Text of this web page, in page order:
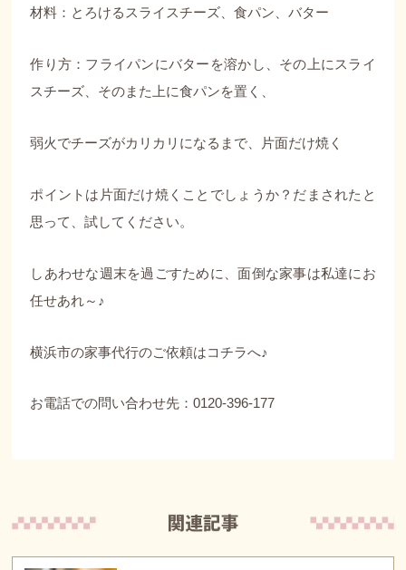
材料：とろけるスライスチーズ、食パン、バター
作り方：フライパンにバターを溶かし、その上にスライ
スチーズ、そのまた上に食パンを置く、
弱火でチーズがカリカリになるまで、片面だけ焼く
ポイントは片面だけ焼くことでしょうか？だまされたと
思って、試してください。
しあわせな週末を過ごすために、面倒な家事は私達にお
任せあれ～♪
横浜市の家事代行のご依頼はコチラへ♪
お電話での問い合わせ先：0120-396-177